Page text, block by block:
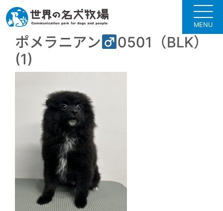
MENU
ポメラニアン
0501（BLK）
(1)